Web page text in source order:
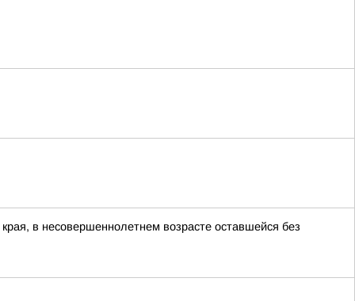
в несовершеннолетнем возрасте оставшейся без